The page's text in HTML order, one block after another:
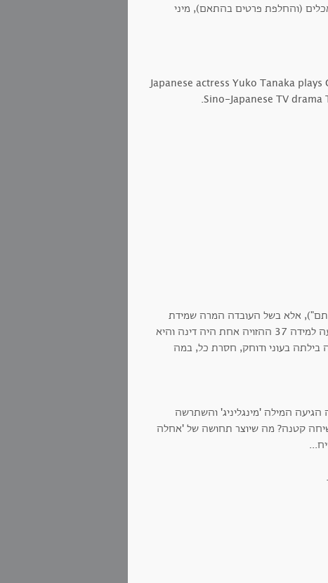
(והחלפת פרטים בהתאם), מיני
אלא בשל העובדה המרה שמידת
הנעל שלה גדלה וחרגה מעבר לכל פרופורציה מתקבלת על הדעת. כאשר הגיעה למידה 37 ההזויה אחת היה דינה והיא
בעוני ודוחק, חסרת כל, במה
המילה 'מינגליניג' והשתרשה
קטנה? מה שיוצר תחושה של 'אחלה